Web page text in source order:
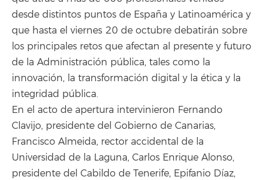
desde distintos puntos de España y Latinoamérica y
que hasta el viernes 20 de octubre debatirán sobre
los principales retos que afectan al presente y futuro
de la Administración pública, tales como la
innovación, la transformación digital y la ética y la
integridad pública.
En el acto de apertura intervinieron Fernando
Clavijo, presidente del Gobierno de Canarias,
Francisco Almeida, rector accidental de la
Universidad de la Laguna, Carlos Enrique Alonso,
presidente del Cabildo de Tenerife, Epifanio Díaz,